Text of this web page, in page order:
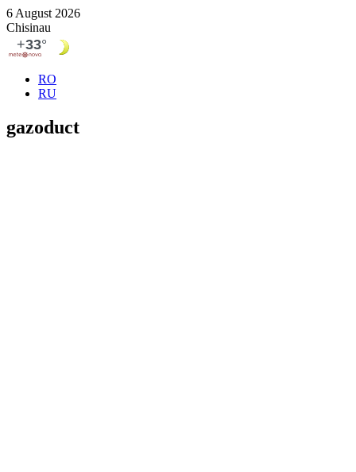
6 August 2026
Chisinau
RO
RU
gazoduct